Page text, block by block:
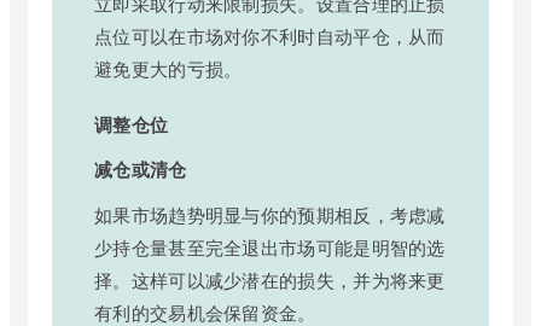
点位可以在市场对你不利时自动平仓，从而
避免更大的亏损。
调整仓位
减仓或清仓
如果市场趋势明显与你的预期相反，考虑减
少持仓量甚至完全退出市场可能是明智的选
择。这样可以减少潜在的损失，并为将来更
有利的交易机会保留资金。